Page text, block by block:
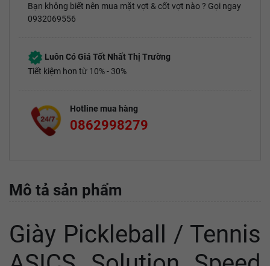
Bạn không biết nên mua mặt vợt & cốt vợt nào ? Gọi ngay
0932069556
Luôn Có Giá Tốt Nhất Thị Trường
Tiết kiệm hơn từ 10% - 30%
Hotline mua hàng
0862998279
Mô tả sản phẩm
Giày Pickleball / Tennis